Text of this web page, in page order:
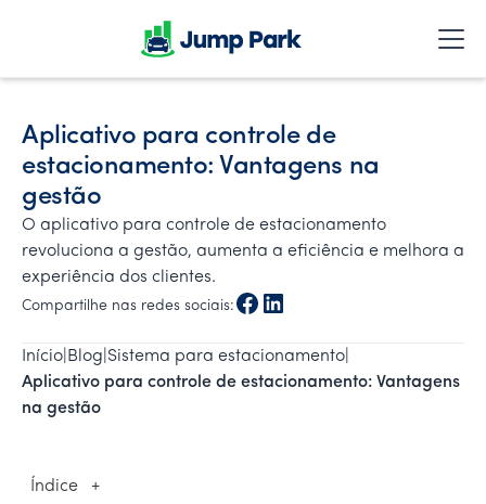
Aplicativo para controle de
estacionamento: Vantagens na
gestão
O aplicativo para controle de estacionamento
revoluciona a gestão, aumenta a eficiência e melhora a
experiência dos clientes.
Compartilhe nas redes sociais:
Início Blog Sistema para estacionamento
Aplicativo para controle de estacionamento: Vantagens
na gestão
Índice +